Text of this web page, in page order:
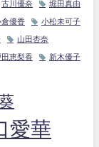
古川優奈 堀田真由
倉優香 小松未可子
山田杏奈
田恵梨香 新木優子
愛華